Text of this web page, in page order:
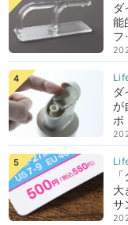
ダ
能
フ
ダ
が
ボ
大
サ